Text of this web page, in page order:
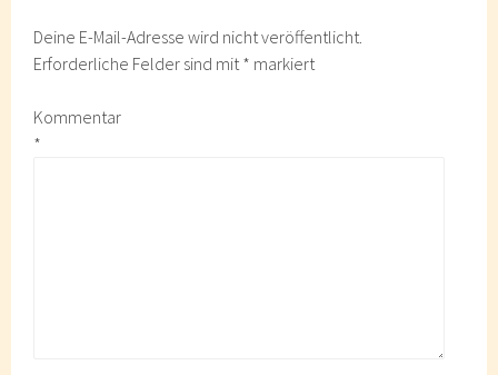
Deine E-Mail-Adresse wird nicht veröffentlicht.
Erforderliche Felder sind mit* markiert
Kommentar
*